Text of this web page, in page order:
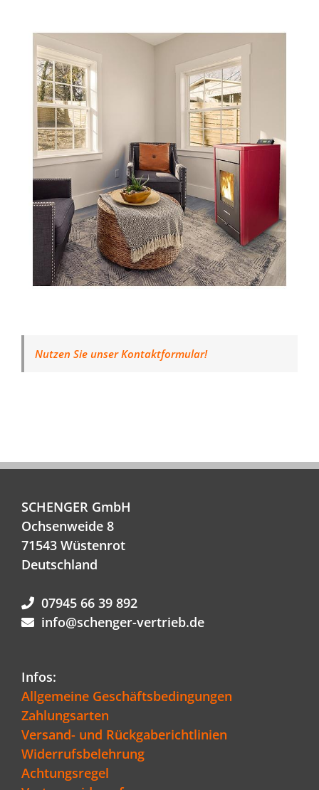
Nutzen Sie unser Kontaktformular!
SCHENGER GmbH
Ochsenweide 8
71543 Wüstenrot
Deutschland
07945 66 39 892
info@schenger-vertrieb.de
Infos:
Allgemeine Geschäftsbedingungen
Zahlungsarten
Versand- und Rückgaberichtlinien
Widerrufsbelehrung
Achtungsregel